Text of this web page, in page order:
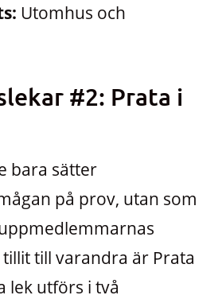
Utomhus och
#2: Prata i
bara sätter
på prov, utan som
tillit till varandra är Prata
lek utförs i två